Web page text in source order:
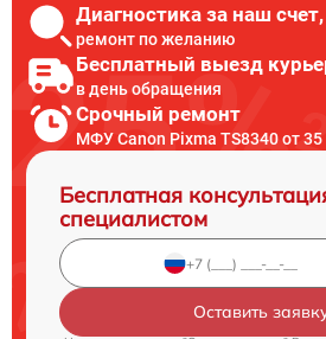
Диагностика за наш счет,
ремонт по желанию
Бесплатный выезд
в день обращения
Срочный ремонт
МФУ Canon Pixma TS8340 от
Бесплатная
специалистом
Оставить